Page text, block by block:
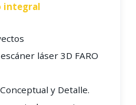
integral
láser 3D FARO
y Detalle.